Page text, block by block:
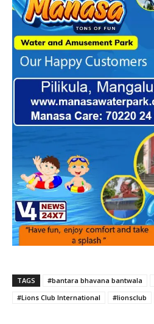
TAGS #bantara bhavana bantwala
#Lions Club International
#lionsclub